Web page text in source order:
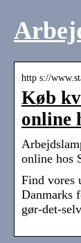
http s://
Køb
online
online hos
Find vores
Danmarks
gør-det-